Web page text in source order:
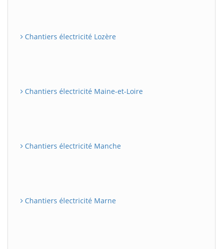
Chantiers électricité Lozère
Chantiers électricité Maine-et-Loire
Chantiers électricité Manche
Chantiers électricité Marne